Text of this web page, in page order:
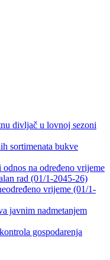
divljač u lovnoj sezoni
sortimenata bukve
na određeno vrijeme
rad (01/1-2045-26)
vrijeme (01/1-
javnim nadmetanjem
gospodarenja